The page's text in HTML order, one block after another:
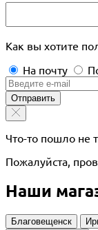
Как вы хотите
На почту
Отправить
Что-то пошло не
Пожалуйста,
Наши
Благовещенск